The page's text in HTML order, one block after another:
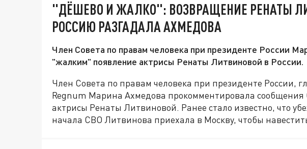
"ДЁШЕВО И ЖАЛКО": ВОЗВРАЩЕНИЕ РЕНАТЫ
РОССИЮ РАЗГАДАЛА АХМЕДОВА
Член Совета по правам человека при президенте России
"жалким" появление актрисы Ренаты Литвиновой в России.
Член Совета по правам человека при президенте России,
Regnum Марина Ахмедова прокомментировала
актрисы Ренаты Литвиновой. Ранее стало известно, что
начала СВО Литвинова приехала в Москву, чтобы